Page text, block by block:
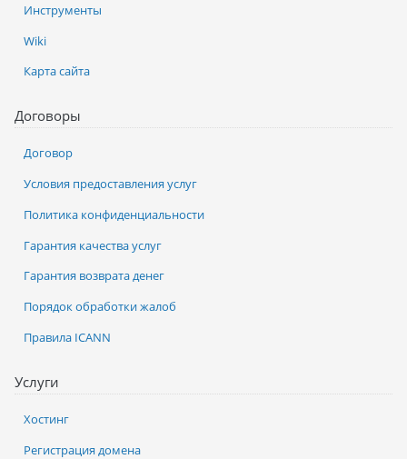
Услуги
Хостинг
Регистрация домена
Инструменты
Wiki
Карта сайта
Договоры
Договор
Условия предоставления услуг
Политика конфиденциальности
Гарантия качества услуг
Гарантия возврата денег
Порядок обработки жалоб
Правила ICANN